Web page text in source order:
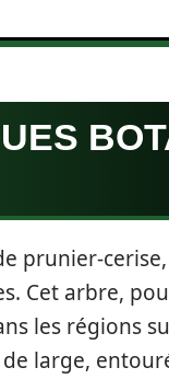
prunier-
Cet arbre,
les régions
large,